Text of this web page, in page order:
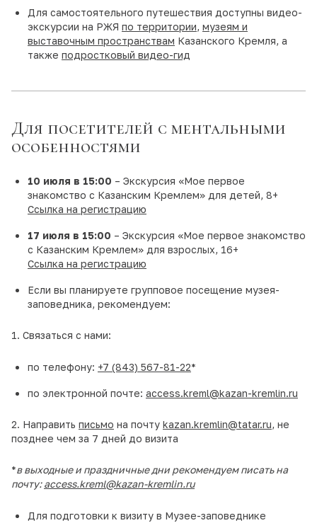
Для самостоятельного путешествия доступны видео-
экскурсии на РЖЯ по территории, музеям и
выставочным пространствам Казанского Кремля, а
также подростковый видео-гид
Для посетителей с ментальными
особенностями
10 июля в 15:00 – Экскурсия «Мое первое
знакомство с Казанским Кремлем» для детей, 8+
Ссылка на регистрацию
17 июля в 15:00 – Экскурсия «Мое первое знакомство
с Казанским Кремлем» для взрослых, 16+
Ссылка на регистрацию
Если вы планируете групповое посещение музея-
заповедника, рекомендуем:
1. Связаться с нами:
по телефону: +7 (843) 567-81-22*
по электронной почте: access.kreml@kazan-kremlin.ru
2. Направить письмо на почту kazan.kremlin@tatar.ru, не
позднее чем за 7 дней до визита
*в выходные и праздничные дни рекомендуем писать на
почту:access.kreml@kazan-kremlin.ru
Для подготовки к визиту в Музее-заповеднике